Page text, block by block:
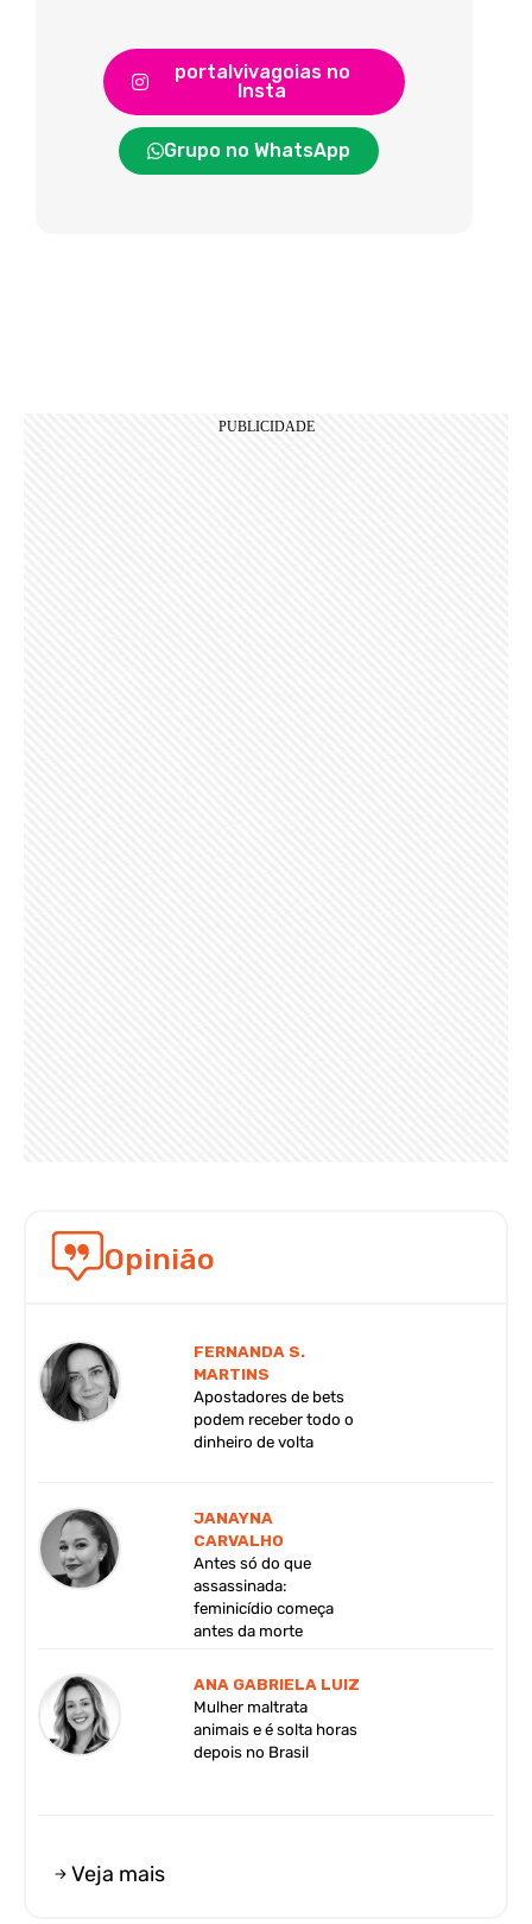
portalvivagoias no
Insta
Grupo no WhatsApp
Opinião
FERNANDA S.
MARTINS
Apostadores de bets
podem receber todo o
dinheiro de volta
JANAYNA
CARVALHO
Antes só do que
assassinada:
feminicídio começa
antes da morte
ANA GABRIELA LUIZ
Mulher maltrata
animais e é solta horas
depois no Brasil
Veja mais